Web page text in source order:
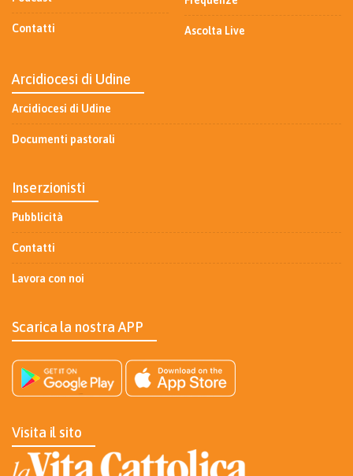
Contatti Ascolta Live
Arcidiocesi di Udine
Arcidiocesi di Udine
Documenti pastorali
Inserzionisti
Pubblicità
Contatti
Lavora con noi
Scarica la nostra APP
Visita il sito